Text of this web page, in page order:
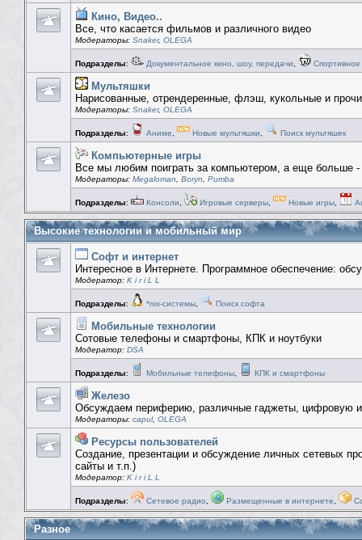
Кино, Видео..
Все, что касается фильмов и различного видео
Модераторы: Snaker, OLEGA
Подразделы: Документальное кино, шоу, передачи
Мультяшки
Нарисованные, отрендеренные, флэш, кукольные и
Модераторы: Snaker, OLEGA
Подразделы: Аниме Новые мультяшки Поиск мультяшек
Компьютерные игры
Все мы любим поиграть за компьютером, а еще больше -
Модераторы: Megaloman Boryn Pumba
Подразделы: Консоли Игровые серверы Новые игры
Высокие технологии и мобильный мир
Софт и интернет
Интересное в Интернете. Программное обеспечение:
Модератор: K i r i L L
Подразделы: *nix-системы Поиск софта
Мобильные технологии
Сотовые телефоны и смартфоны, КПК и ноутбуки
Модератор: DSA
Подразделы: Мобильные телефоны КПК и смартфоны
Железо
Обсуждаем периферию, различные гаджеты, цифровую и
Модераторы: capul, OLEGA
Ресурсы пользователей
Создание, презентации и обсуждение личных сетевых
сайты и т.п.)
Модератор: K i r i L L
Подразделы: Сетевое радио Размещенные в интернете
Разное